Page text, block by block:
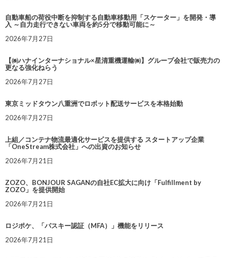
自動車船の荷役中断を抑制する自動車移動用「スケーター」を開発・導
入 ～自力走行できない車両を約5分で移動可能に～
2026年7月27日
【㈱ハナインターナショナル×星清重機運輸㈱】グループ会社で販売力の
更なる強化ねらう
2026年7月27日
東京ミッドタウン八重洲でロボット配送サービスを本格始動
2026年7月27日
上組／コンテナ物流最適化サービスを提供する スタートアップ企業
「OneStream株式会社」への出資のお知らせ
2026年7月21日
ZOZO、BONJOUR SAGANの自社EC拡大に向け「Fulfillment by
ZOZO」を提供開始
2026年7月21日
ロジポケ、「パスキー認証（MFA）」機能をリリース
2026年7月21日